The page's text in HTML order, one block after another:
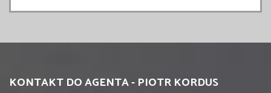
KONTAKT DO AGENTA - PIOTR KORDUS